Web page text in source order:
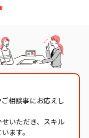
相談事にお応えし
いただき、スキル
ます。